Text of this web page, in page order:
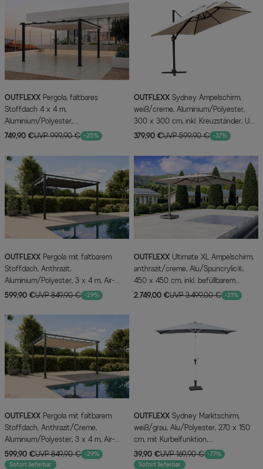
OUTFLEXX
Stoffdach 4 x 4 m,
Aluminium/Polyester,
Anthrazit/Creme, UV-Schutz 30+
749,90 €UVP 999,90 € -25%
OUTFLEXX
weiß/creme, Aluminium/Polyester,
300 x 300 cm, inkl. Kreuzständer, UV-
beständig
379,90 €UVP 599,90 € -37%
OUTFLEXX
Stoffdach, Anthrazit,
Aluminium/Polyester, 3 x 4 m, Air-
Vent System, UV-Schutz 30
599,90 €UVP 849,90 € -29%
OUTFLEXX
anthrazit/creme, Alu/Spuncrylic®,
450 x 450 cm, inkl. befüllbarem
Schirmständer
2.749,00 €UVP 3.499,00 € -21%
OUTFLEXX
Stoffdach, Anthrazit/Creme,
Aluminium/Polyester, 3 x 4 m, Air-
Vent System, UV-Schutz 30+
599,90 €UVP 849,90 € -29%
Sofort lieferbar
OUTFLEXX
weiß/grau, Alu/Polyester, 270 x 150
cm, mit Kurbelfunktion,
pulverbeschichtet, UV-Schutz 80+,
witterungsbeständig
39,90 €UVP 169,90 € -77%
Sofort lieferbar